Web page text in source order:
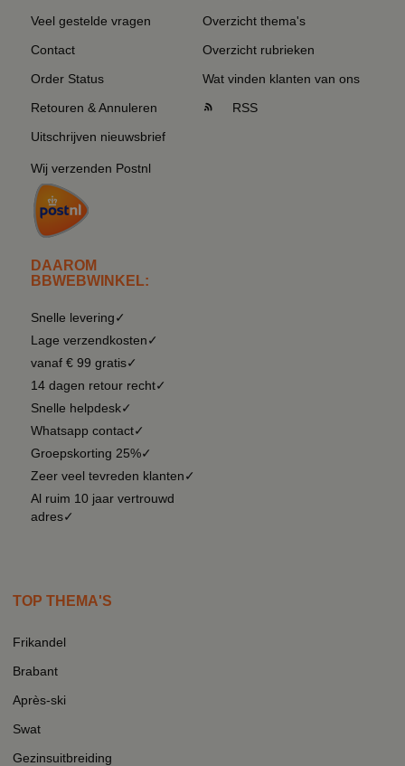
Veel gestelde vragen
Contact
Order Status
Retouren & Annuleren
Uitschrijven nieuwsbrief
Wij verzenden Postnl
DAAROM
BBWEBWINKEL:
Snelle levering✓
Lage verzendkosten✓
vanaf € 99 gratis✓
14 dagen retour recht✓
Snelle helpdesk✓
Whatsapp contact✓
Groepskorting 25%✓
Zeer veel tevreden klanten✓
Al ruim 10 jaar vertrouwd
adres✓
Overzicht thema's
Overzicht rubrieken
Wat vinden klanten van ons
RSS
TOP THEMA'S
Frikandel
Brabant
Après-ski
Swat
Gezinsuitbreiding